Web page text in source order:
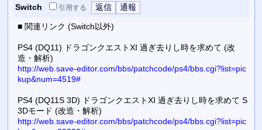
Switch
引用する
■ 関連リンク (Switch以外)
PS4 (DQ11) ドラゴンクエストXI 過ぎ去りし時を求めて (改
造・解析)
http://web.save-editor.com/bbs/patchcode/ps4/bbs.cgi?list=pic
kup&num=4519#
PS4 (DQ11S 3D) ドラゴンクエストXI 過ぎ去りし時を求めて S
3Dモード (改造・解析)
http://web.save-editor.com/bbs/patchcode/ps4/bbs.cgi?list=pic